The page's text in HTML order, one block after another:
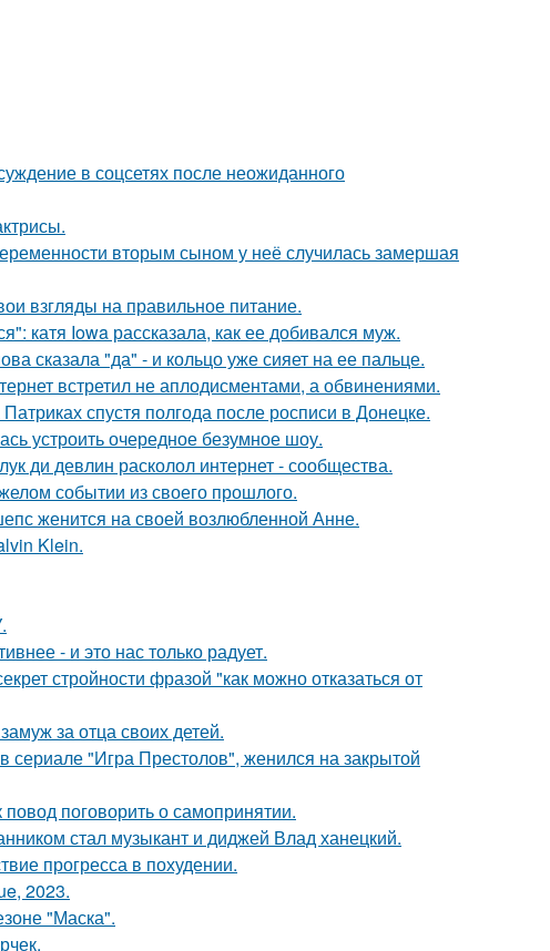
в соцсетях после неожиданного
вторым сыном у неё случилась замершая
взгляды на правильное питание.
катя Iowa рассказала, как ее добивался муж.
сказала "да" - и кольцо уже сияет на ее пальце.
встретил не аплодисментами, а обвинениями.
спустя полгода после росписи в Донецке.
устроить очередное безумное шоу.
ди девлин расколол интернет - сообщества.
событии из своего прошлого.
женится на своей возлюбленной Анне.
Klein.
- и это нас только радует.
стройности фразой "как можно отказаться от
за отца своих детей.
сериале "Игра Престолов", женился на закрытой
поговорить о самопринятии.
стал музыкант и диджей Влад ханецкий.
прогресса в похудении.
2023.
"Маска".